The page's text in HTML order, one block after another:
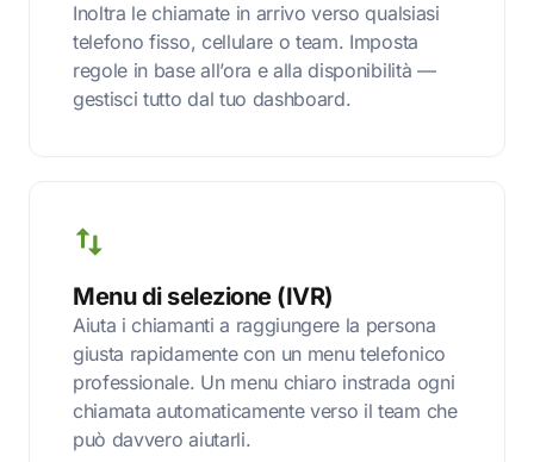
Inoltra le chiamate in arrivo verso qualsiasi
telefono fisso, cellulare o team. Imposta
regole in base all’ora e alla disponibilità —
gestisci tutto dal tuo dashboard.
Menu di selezione (IVR)
Aiuta i chiamanti a raggiungere la persona
giusta rapidamente con un menu telefonico
professionale. Un menu chiaro instrada ogni
chiamata automaticamente verso il team che
può davvero aiutarli.